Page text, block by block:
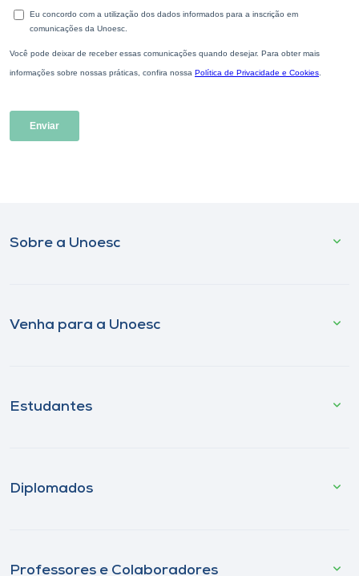
Sobre a Unoesc
Venha para a Unoesc
Estudantes
Diplomados
Professores e Colaboradores